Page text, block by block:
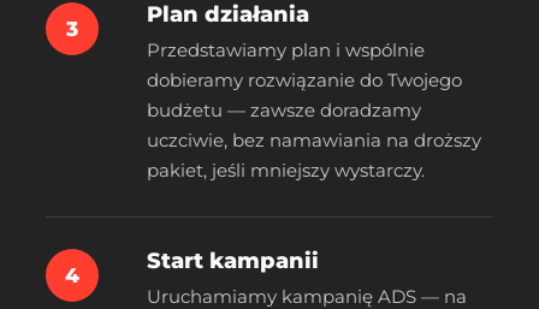
3
Plan działania
Przedstawiamy plan i wspólnie
dobieramy rozwiązanie do Twojego
budżetu — zawsze doradzamy
uczciwie, bez namawiania na droższy
pakiet, jeśli mniejszy wystarczy.
4
Start kampanii
Uruchamiamy kampanię ADS — na